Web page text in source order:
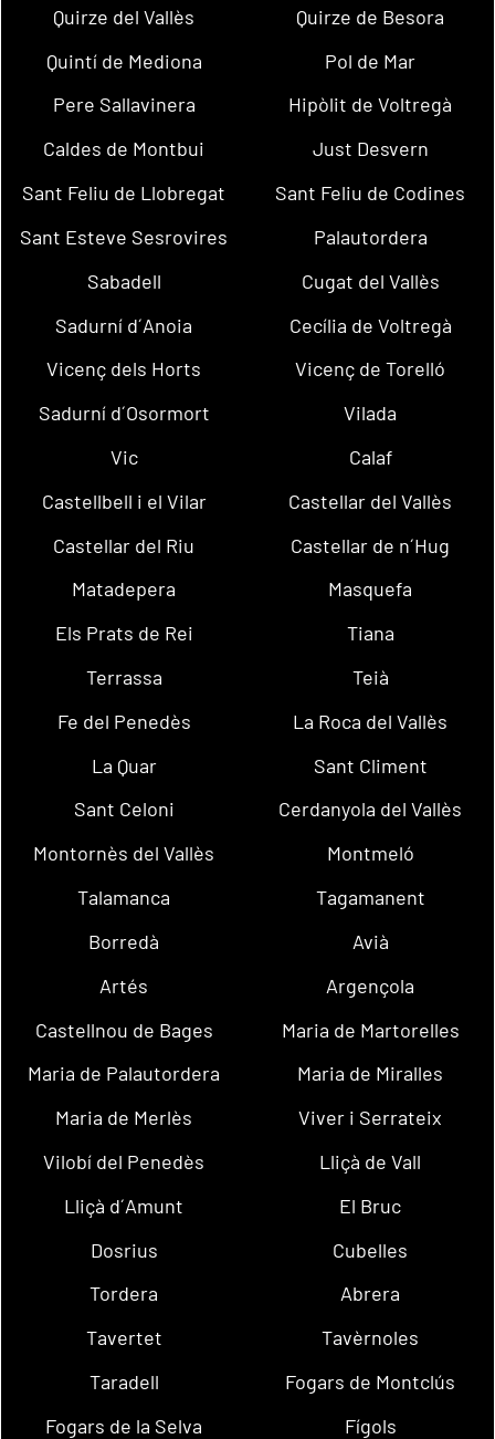
Quirze del Vallès
Quirze de Besora
Quintí de Mediona
Pol de Mar
Pere Sallavinera
Hipòlit de Voltregà
Caldes de Montbui
Just Desvern
Sant Feliu de Llobregat
Sant Feliu de Codines
Sant Esteve Sesrovires
Palautordera
Sabadell
Cugat del Vallès
Sadurní d´Anoia
Cecília de Voltregà
Vicenç dels Horts
Vicenç de Torelló
Sadurní d´Osormort
Vilada
Vic
Calaf
Castellbell i el Vilar
Castellar del Vallès
Castellar del Riu
Castellar de n´Hug
Matadepera
Masquefa
Els Prats de Rei
Tiana
Terrassa
Teià
Fe del Penedès
La Roca del Vallès
La Quar
Sant Climent
Sant Celoni
Cerdanyola del Vallès
Montornès del Vallès
Montmeló
Talamanca
Tagamanent
Borredà
Avià
Artés
Argençola
Castellnou de Bages
Maria de Martorelles
Maria de Palautordera
Maria de Miralles
Maria de Merlès
Viver i Serrateix
Vilobí del Penedès
Lliçà de Vall
Lliçà d´Amunt
El Bruc
Dosrius
Cubelles
Tordera
Abrera
Tavertet
Tavèrnoles
Taradell
Fogars de Montclús
Fogars de la Selva
Fígols